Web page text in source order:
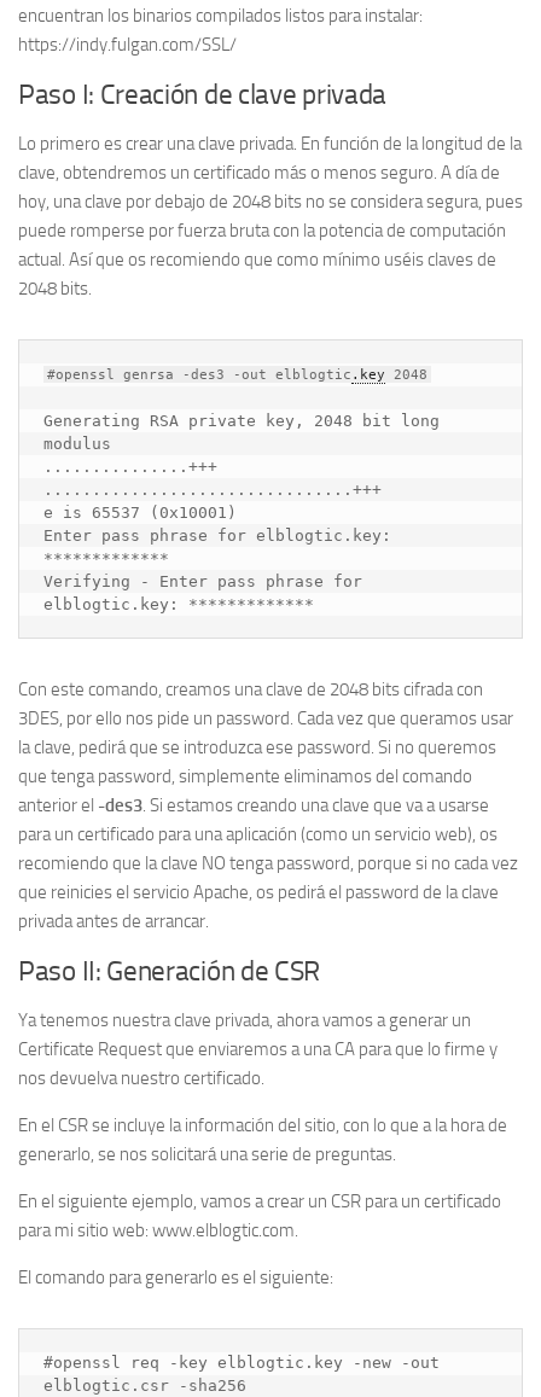
encuentran los binarios compilados listos para instalar:
https://indy.fulgan.com/SSL/
Paso I: Creación de clave privada
Lo primero es crear una clave privada. En función de la longitud de la
clave, obtendremos un certificado más o menos seguro. A día de
hoy, una clave por debajo de 2048 bits no se considera segura, pues
puede romperse por fuerza bruta con la potencia de computación
actual. Así que os recomiendo que como mínimo uséis claves de
2048 bits.
#openssl genrsa -des3 -out elblogtic .key
Generating RSA private key, 2048 bit long
modulus
...............+++
................................+++
e is 65537 (0x10001)
Enter pass phrase for elblogtic.key:
*************
Verifying - Enter pass phrase for
elblogtic.key: *************
Con este comando, creamos una clave de 2048 bits cifrada con
3DES, por ello nos pide un password. Cada vez que queramos usar
la clave, pedirá que se introduzca ese password. Si no queremos
que tenga password, simplemente eliminamos del comando
anterior el -des3. Si estamos creando una clave que va a usarse
para un certificado para una aplicación (como un servicio web), os
recomiendo que la clave NO tenga password, porque si no cada vez
que reinicies el servicio Apache, os pedirá el password de la clave
privada antes de arrancar.
Paso II: Generación de CSR
Ya tenemos nuestra clave privada, ahora vamos a generar un
Certificate Request que enviaremos a una CA para que lo firme y
nos devuelva nuestro certificado.
En el CSR se incluye la información del sitio, con lo que a la hora de
generarlo, se nos solicitará una serie de preguntas.
En el siguiente ejemplo, vamos a crear un CSR para un certificado
para mi sitio web: www.elblogtic.com.
El comando para generarlo es el siguiente:
#openssl req -key elblogtic.key -new -out
elblogtic.csr -sha256